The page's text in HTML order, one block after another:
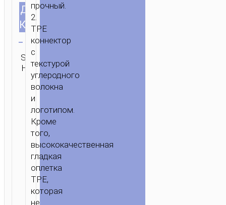
ГЛАВНАЯ / МОБИЛЬНЫЕ
АКСЕССУАРЫ /
/ КАБЕЛЬ
ДЛИНА
КАБЕЛЯ
SKU:
Н/ДMicro-USB
прочный.
2.
TPE
коннектор
с
текстурой
углеродного
волокна
и
логотипом.
Кроме
того,
высококачественная
гладкая
оплетка
TPE,
которая
не